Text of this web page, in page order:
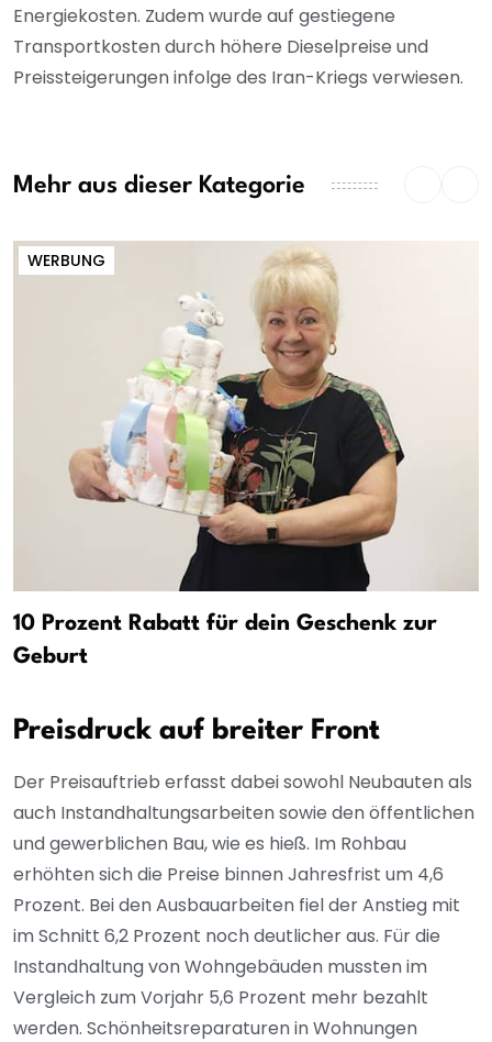
Energiekosten. Zudem wurde auf gestiegene
Transportkosten durch höhere Dieselpreise und
Preissteigerungen infolge des Iran-Kriegs verwiesen.
Mehr aus dieser Kategorie
WERBUNG
10 Prozent Rabatt für dein Geschenk zur
Geburt
Preisdruck auf breiter Front
Der Preisauftrieb erfasst dabei sowohl Neubauten als
auch Instandhaltungsarbeiten sowie den öffentlichen
und gewerblichen Bau, wie es hieß. Im Rohbau
erhöhten sich die Preise binnen Jahresfrist um 4,6
Prozent. Bei den Ausbauarbeiten fiel der Anstieg mit
im Schnitt 6,2 Prozent noch deutlicher aus. Für die
Instandhaltung von Wohngebäuden mussten im
Vergleich zum Vorjahr 5,6 Prozent mehr bezahlt
werden. Schönheitsreparaturen in Wohnungen